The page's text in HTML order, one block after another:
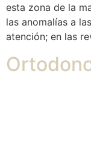
esta zona de la
las anomalías a
atención; en las